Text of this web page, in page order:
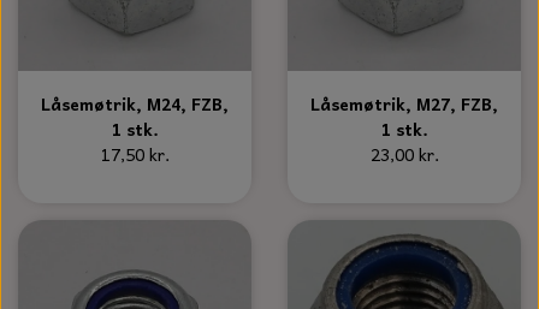
Låsemøtrik, M24, FZB,
1 stk.
17,50 kr.
Låsemøtrik, M27, FZB,
1 stk.
23,00 kr.